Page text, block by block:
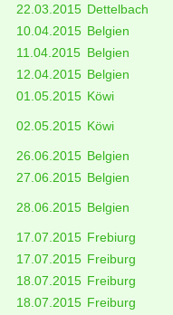
22.03.2015 Dettelbach
10.04.2015 Belgien
11.04.2015 Belgien
12.04.2015 Belgien
01.05.2015 Köwi
02.05.2015 Köwi
26.06.2015 Belgien
27.06.2015 Belgien
28.06.2015 Belgien
17.07.2015 Frebiurg
17.07.2015 Freiburg
18.07.2015 Freiburg
18.07.2015 Freiburg